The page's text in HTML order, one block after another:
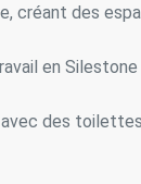
créant des
en
des